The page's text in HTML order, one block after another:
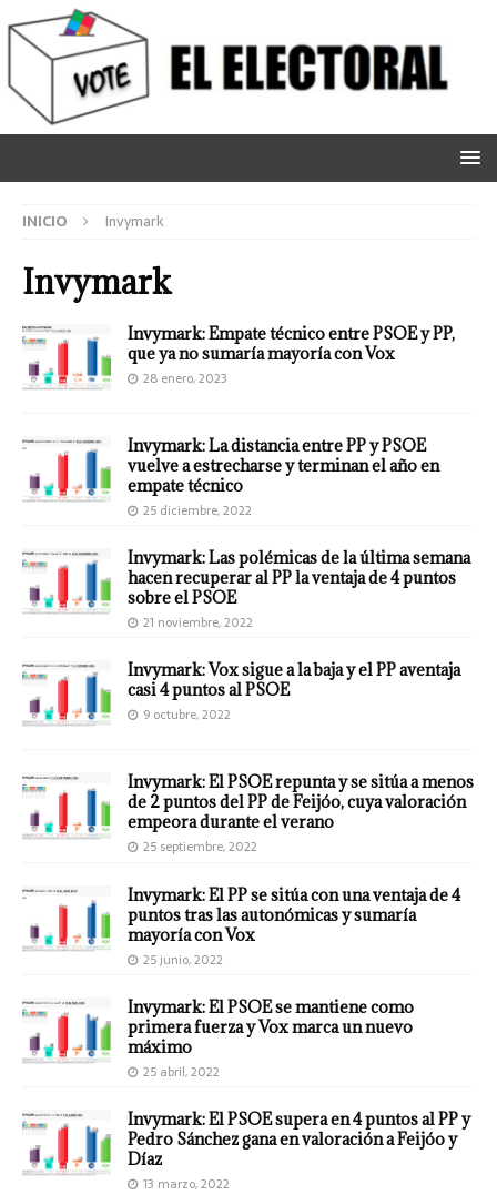
INICIO Invymark
Invymark
Invymark: Empate técnico entre PSOE y PP,
que ya no sumaría mayoría con Vox
28 enero, 2023
Invymark: La distancia entre PP y PSOE
vuelve a estrecharse y terminan el año en
empate técnico
25 diciembre, 2022
Invymark: Las polémicas de la última semana
hacen recuperar al PP la ventaja de 4 puntos
sobre el PSOE
21 noviembre, 2022
Invymark: Vox sigue a la baja y el PP aventaja
casi 4 puntos al PSOE
9 octubre, 2022
Invymark: El PSOE repunta y se sitúa a menos
de 2 puntos del PP de Feijóo, cuya valoración
empeora durante el verano
25 septiembre, 2022
Invymark: El PP se sitúa con una ventaja de 4
puntos tras las autonómicas y sumaría
mayoría con Vox
25 junio, 2022
Invymark: El PSOE se mantiene como
primera fuerza y Vox marca un nuevo
máximo
25 abril, 2022
Invymark: El PSOE supera en 4 puntos al PP y
Pedro Sánchez gana en valoración a Feijóo y
Díaz
13 marzo, 2022